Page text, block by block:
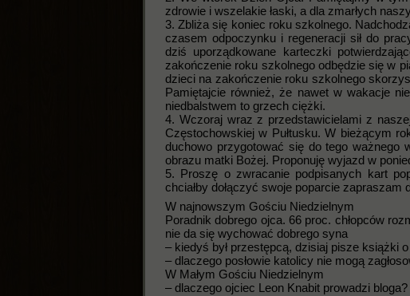
zdrowie i wszelakie łaski, a dla zmarłych
3. Zbliża się koniec roku szkolnego.
czasem odpoczynku i regeneracji sił do
dziś uporządkowane karteczki
zakończenie roku szkolnego odbędzie się w
dzieci na zakończenie roku szkolnego
Pamiętajcie również, że nawet w wakacje
niedbalstwem to grzech ciężki.
4. Wczoraj wraz z przedstawicielami z
Częstochowskiej w Pułtusku. W bieżącym
duchowo przygotować się do tego ważnego
obrazu matki Bożej. Proponuję wyjazd w
5. Proszę o zwracanie podpisanych kart
chciałby dołączyć swoje poparcie zapraszam
W najnowszym Gościu Niedzielnym
Poradnik dobrego ojca. 66 proc. chłopców
nie da się wychować dobrego syna
– kiedyś był przestępcą, dzisiaj pisze książki
– dlaczego posłowie katolicy nie mogą
W Małym Gościu Niedzielnym
– dlaczego ojciec Leon Knabit prowadzi bloga?